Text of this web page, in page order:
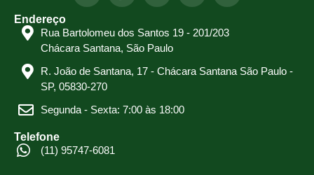
Endereço
Rua Bartolomeu dos Santos 19 - 201/203
Chácara Santana, São Paulo
R. João de Santana, 17 - Chácara Santana São Paulo -
SP, 05830-270
Segunda - Sexta: 7:00 às 18:00
Telefone
(11) 95747-6081